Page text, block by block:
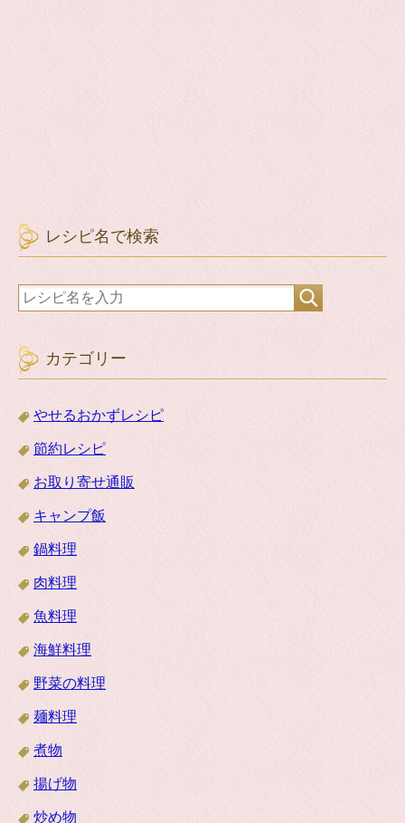
レシピ名で検索
カテゴリー
やせるおかずレシピ
節約レシピ
お取り寄せ通販
キャンプ飯
鍋料理
肉料理
魚料理
海鮮料理
野菜の料理
麺料理
煮物
揚げ物
炒め物